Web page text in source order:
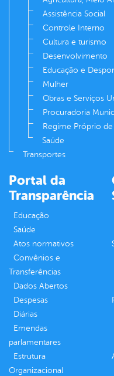
Assistência Social
Controle Interno
Cultura e turismo
Desenvolvimento
Educação e
Mulher
Obras e Serviços
Procuradoria
Regime Próprio
Saúde
Transportes
Portal da
Transparência
Educação
Saúde
Atos normativos
Convênios e
Transferências
Dados Abertos
Despesas
Diárias
Emendas
parlamentares
Estrutura
Organizacional